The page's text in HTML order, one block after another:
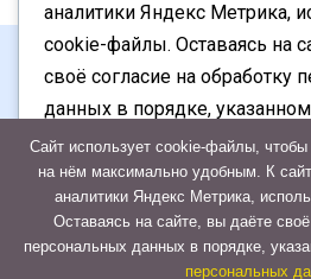
+7 (927)
Политика
аналитики Яндекс Метрика,
cookie-файлы. Оставаясь на
своё согласие на обработку
данных в порядке,
обработки персональных
Отказаться
Принять
Сайт использует cookie-файлы,
на нём максимально удобным. К
аналитики Яндекс Метрика,
Оставаясь на сайте, вы даёте
персональных данных в порядке,
персональных